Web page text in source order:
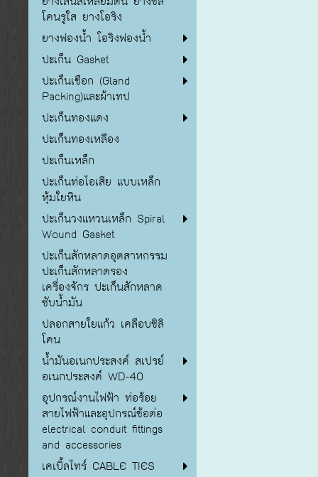
โคนรูใส ยางโอริง
ยางฟองน้ำ โอริงฟองน้ำ
ปะเก็น Gasket
ปะเก็นเชือก (Gland
Packing)และผ้าเทป
ปะเก็นทองแดง
ปะเก็นทองเหลือง
ปะเก็นเหล็ก
ปะเก็นท่อไอเสีย แบบเหล็ก
หุ้มใยหิน
ปะเก็นวงแหวนเหล็ก Spiral
Wound Gasket
ปะเก็นสักหลาดอุตสาหกรรม
ปะเก็นสักหลาดรอง
เครื่องจักร ปะเก็นสักหลาด
ซับน้ำมัน
ปลอกสายใยแก้ว เคลือบซิลิ
โคน
น้ำมันอเนกประสงค์ สเปรย์
อเนกประสงค์ WD-40
อุปกรณ์งานไฟฟ้า ท่อร้อย
สายไฟฟ้าและอุปกรณ์ข้อต่อ
electrical conduit fittings
and accessories
เคเบิ้ลไทร์ CABLE TIES